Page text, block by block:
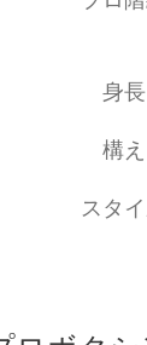
身長
構え
スタ